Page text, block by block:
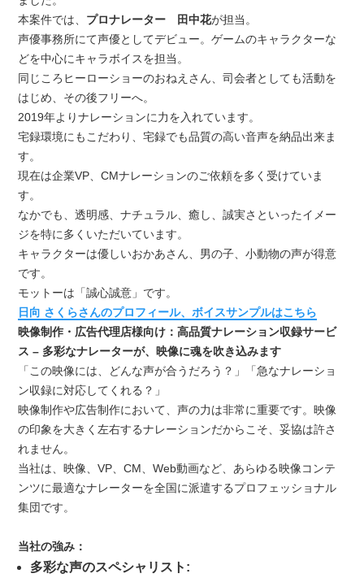
本案件では、 プロナレーター 田中花が担当。
声優事務所にて声優としてデビュー。ゲームのキャラクターな
どを中心にキャラボイスを担当。
同じころヒーローショーのおねえさん、司会者としても活動を
はじめ、その後フリーへ。
2019年よりナレーションに力を入れています。
宅録環境にもこだわり、宅録でも品質の高い音声を納品出来ま
す。
現在は企業VP、CMナレーションのご依頼を多く受けていま
す。
なかでも、透明感、ナチュラル、癒し、誠実さといったイメー
ジを特に多くいただいています。
キャラクターは優しいおかあさん、男の子、小動物の声が得意
です。
モットーは「誠心誠意」です。
日向 さくらさんのプロフィール、ボイスサンプルはこちら
映像制作・広告代理店様向け：高品質ナレーション収録サービ
ス – 多彩なナレーターが、映像に魂を吹き込みます
「この映像には、どんな声が合うだろう？」「急なナレーショ
ン収録に対応してくれる？」
映像制作や広告制作において、声の力は非常に重要です。映像
の印象を大きく左右するナレーションだからこそ、妥協は許さ
れません。
当社は、映像、VP、CM、Web動画など、あらゆる映像コンテ
ンツに最適なナレーターを全国に派遣するプロフェッショナル
集団です。
当社の強み：
多彩な声のスペシャリスト: